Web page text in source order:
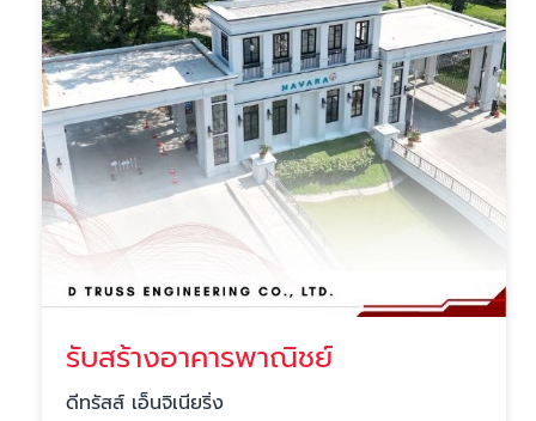
รับสร้างอาคารพาณิชย์
ดีทรัสส์ เอ็นจิเนียริ่ง